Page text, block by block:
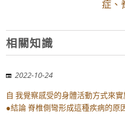
症、
相關知識
2022-10-24
自 我覺察感受的身體活動方式來
●結論 脊椎側彎形成這種疾病的原